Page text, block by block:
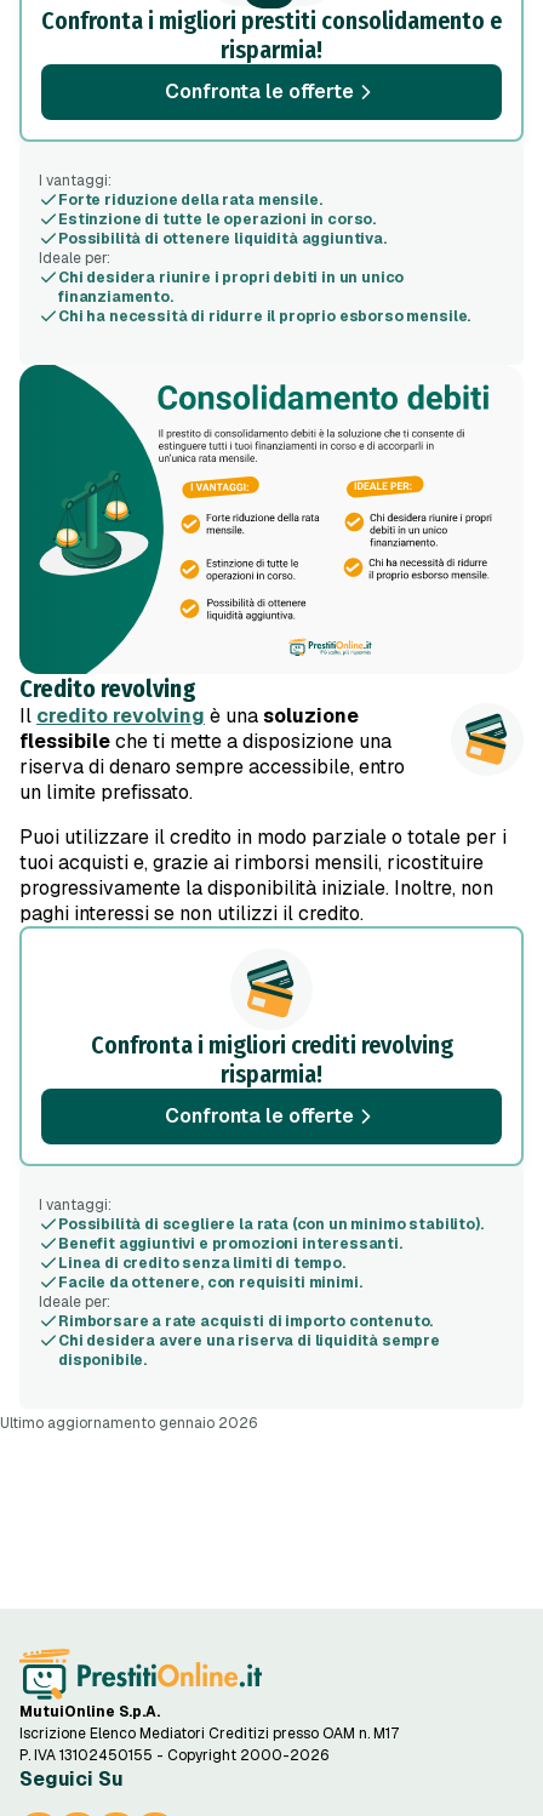
Confronta i migliori prestiti consolidamento e
risparmia!
Confronta le offerte
I vantaggi:
Forte riduzione della rata mensile.
Estinzione di tutte le operazioni in corso.
Possibilità di ottenere liquidità aggiuntiva.
Ideale per:
Chi desidera riunire i propri debiti in un unico
finanziamento.
Chi ha necessità di ridurre il proprio esborso mensile.
Credito revolving
Il credito revolving è unasoluzione
flessibileche ti mette a disposizione una
riserva di denaro sempre accessibile, entro
un limite prefissato.
Puoi utilizzare il credito in modo parziale o totale per i
tuoi acquisti e, grazie ai rimborsi mensili, ricostituire
progressivamente la disponibilità iniziale. Inoltre, non
paghi interessi se non utilizzi il credito.
Confronta i migliori crediti revolving
risparmia!
Confronta le offerte
I vantaggi:
Possibilità di scegliere la rata (con un minimo stabilito).
Benefit aggiuntivi e promozioni interessanti.
Linea di credito senza limiti di tempo.
Facile da ottenere, con requisiti minimi.
Ideale per:
Rimborsare a rate acquisti di importo contenuto.
Chi desidera avere una riserva di liquidità sempre
disponibile.
Ultimo aggiornamento gennaio 2026
MutuiOnline S.p.A.
Iscrizione Elenco Mediatori Creditizi presso OAM n. M17
P. IVA 13102450155 - Copyright 2000-2026
Seguici Su